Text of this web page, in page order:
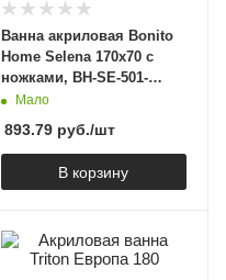
Ванна акриловая Bonito
Home Selena 170х70 с
ножками, BH-SE-501-
170/St
Мало
893.79руб./шт
В корзину